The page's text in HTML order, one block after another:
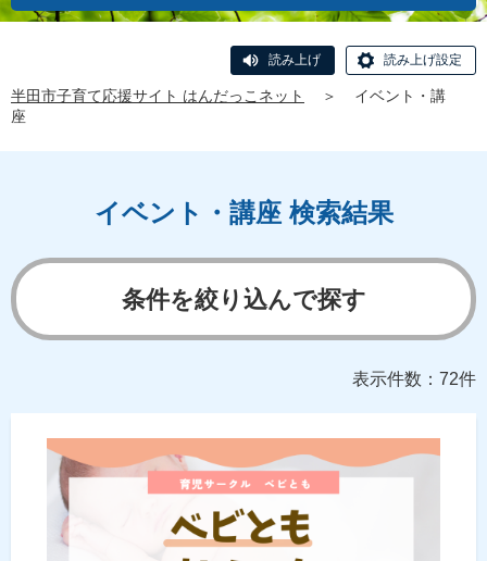
読み上げ 読み上げ設定
半田市子育て応援サイト はんだっこネット ＞
イベント・講
座
イベント・講座 検索結果
条件を絞り込んで探す
表示件数：72件